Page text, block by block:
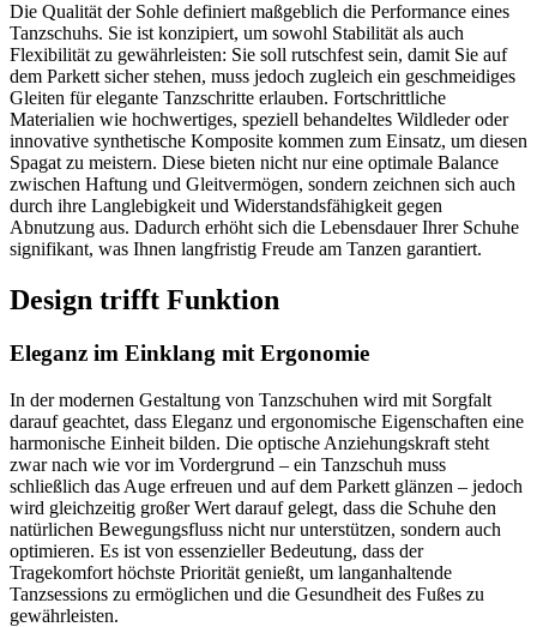
Die Qualität der Sohle definiert maßgeblich die Performance eines
Tanzschuhs. Sie ist konzipiert, um sowohl Stabilität als auch
Flexibilität zu gewährleisten: Sie soll rutschfest sein, damit Sie auf
dem Parkett sicher stehen, muss jedoch zugleich ein geschmeidiges
Gleiten für elegante Tanzschritte erlauben. Fortschrittliche
Materialien wie hochwertiges, speziell behandeltes Wildleder oder
innovative synthetische Komposite kommen zum Einsatz, um diesen
Spagat zu meistern. Diese bieten nicht nur eine optimale Balance
zwischen Haftung und Gleitvermögen, sondern zeichnen sich auch
durch ihre Langlebigkeit und Widerstandsfähigkeit gegen
Abnutzung aus. Dadurch erhöht sich die Lebensdauer Ihrer Schuhe
signifikant, was Ihnen langfristig Freude am Tanzen garantiert.
Design trifft Funktion
Eleganz im Einklang mit Ergonomie
In der modernen Gestaltung von Tanzschuhen wird mit Sorgfalt
darauf geachtet, dass Eleganz und ergonomische Eigenschaften eine
harmonische Einheit bilden. Die optische Anziehungskraft steht
zwar nach wie vor im Vordergrund – ein Tanzschuh muss
schließlich das Auge erfreuen und auf dem Parkett glänzen – jedoch
wird gleichzeitig großer Wert darauf gelegt, dass die Schuhe den
natürlichen Bewegungsfluss nicht nur unterstützen, sondern auch
optimieren. Es ist von essenzieller Bedeutung, dass der
Tragekomfort höchste Priorität genießt, um langanhaltende
Tanzsessions zu ermöglichen und die Gesundheit des Fußes zu
gewährleisten.